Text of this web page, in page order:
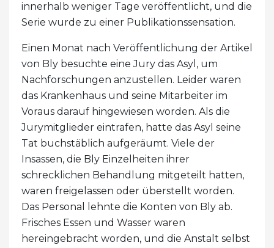
innerhalb weniger Tage veröffentlicht, und die
Serie wurde zu einer Publikationssensation.
Einen Monat nach Veröffentlichung der Artikel
von Bly besuchte eine Jury das Asyl, um
Nachforschungen anzustellen. Leider waren
das Krankenhaus und seine Mitarbeiter im
Voraus darauf hingewiesen worden. Als die
Jurymitglieder eintrafen, hatte das Asyl seine
Tat buchstäblich aufgeräumt. Viele der
Insassen, die Bly Einzelheiten ihrer
schrecklichen Behandlung mitgeteilt hatten,
waren freigelassen oder überstellt worden.
Das Personal lehnte die Konten von Bly ab.
Frisches Essen und Wasser waren
hereingebracht worden, und die Anstalt selbst